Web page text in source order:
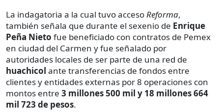
La indagatoria a la cual tuvo accesoReforma,
también señala que durante el sexenio de Enrique
Peña Nieto fue beneficiado con contratos de Pemex
en ciudad del Carmen y fue señalado por
autoridades locales de ser parte de una red de
huachicol ante transferencias de fondos entre
clientes y entidades externas por 8 operaciones con
montos entre 3 millones 500 mil y 18 millones 664
mil 723 de pesos.